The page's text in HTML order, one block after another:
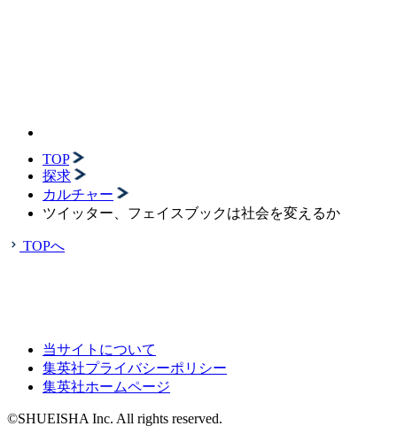
TOP
探求
カルチャー
ツイッター、フェイスブックは社会を変えるか
TOPへ
当サイトについて
集英社プライバシーポリシー
集英社ホームページ
©SHUEISHA Inc. All rights reserved.